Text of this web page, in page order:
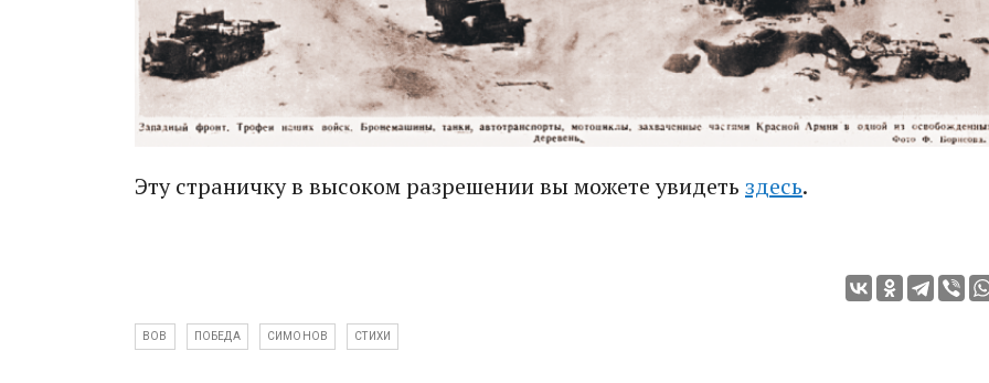
Эту страничку в высоком разрешении вы можете увидеть здесь.
ВОВ ПОБЕДА СИМОНОВ СТИХИ